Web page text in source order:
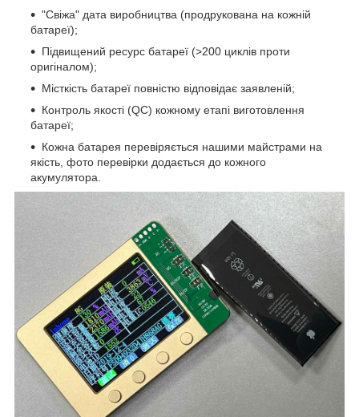
"Свіжа" дата виробництва (продрукована на кожній
батареї);
Підвищений ресурс батареї (>200 циклів проти
оригіналом);
Місткість батареї повністю відповідає заявленій;
Контроль якості (QC) кожному етапі виготовлення
батареї;
Кожна батарея перевіряється нашими майстрами на
якість, фото перевірки додається до кожного
акумулятора.